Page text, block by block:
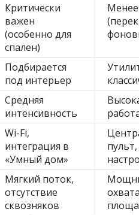
Критически
важен
(особенно для
спален)
Подбирается
под интерьер
Средняя
интенсивность
Wi-Fi,
интеграция в
«Умный дом»
Мягкий поток,
отсутствие
сквозняков